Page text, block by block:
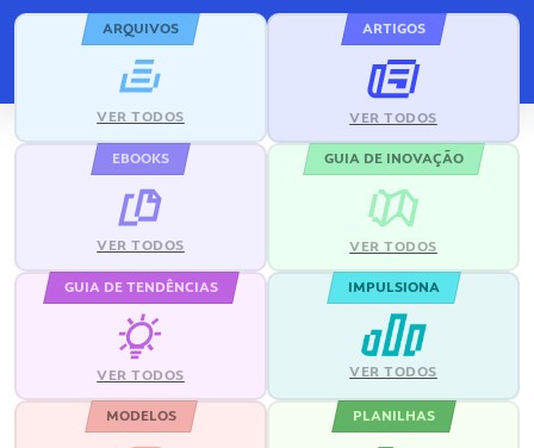
ARQUIVOS
VER TODOS
ARTIGOS
VER TODOS
EBOOKS
VER TODOS
GUIA DE INOVAÇÃO
VER TODOS
GUIA DE TENDÊNCIAS
VER TODOS
IMPULSIONA
VER TODOS
MODELOS PLANILHAS